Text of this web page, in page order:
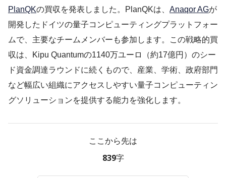
PlanQKの買収を発表しました。PlanQKは、 Anaqor AGが
開発したドイツの量子コンピューティングプラットフォー
ムで、主要なチームメンバーも参加します。この戦略的買
収は、Kipu Quantumの1140万ユーロ（約17億円）のシー
ド資金調達ラウンドに続くもので、産業、学術、政府部門
など幅広い組織にアクセスしやすい量子コンピューティン
グソリューションを提供する能力を強化します。
ここから先は
839字